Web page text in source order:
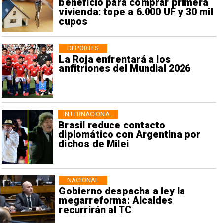
beneficio para comprar primera
vivienda: tope a 6.000 UF y 30 mil
cupos
La Roja enfrentará a los
anfitriones del Mundial 2026
DEPORTES
Brasil reduce contacto
diplomático con Argentina por
dichos de Milei
INTERNACIONAL
Gobierno despacha a ley la
megarreforma: Alcaldes
recurrirán al TC
NACIONAL